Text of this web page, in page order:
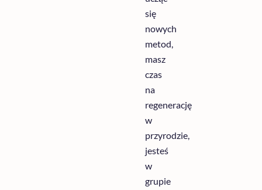
się
nowych
metod,
masz
czas
na
regenerację
w
przyrodzie,
jesteś
w
grupie